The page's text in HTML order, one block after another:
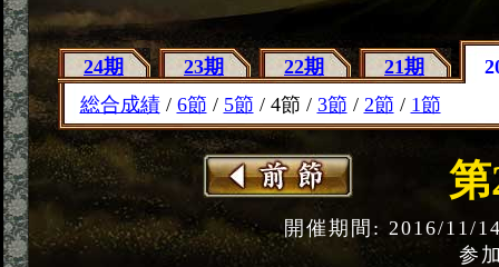
24期 23期 22期 21期
総合成績/ 6節 / 5節 / 4節 / 3節 / 2節 / 1節
第
開催期間: 2016/11/
参